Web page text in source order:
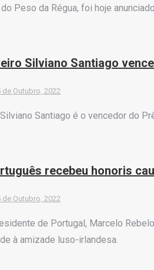
Peso da Régua, foi hoje
Silviano Santiago
de Outubro, 2022
Santiago é o vencedor do
recebeu honoris
de Outubro, 2022
de Portugal, Marcelo
à amizade luso-irlandesa.